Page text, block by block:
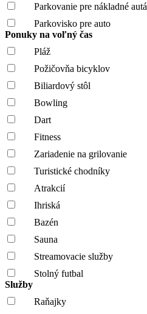
Parkovanie pre nákladné autá
Parkovisko pre auto
Ponuky na voľný čas
Pláž
Požičovňa bicyklov
Biliardový stôl
Bowling
Dart
Fitness
Zariadenie na grilovanie
Turistické chodníky
Atrakcií
Ihriská
Bazén
Sauna
Streamovacie služby
Stolný futbal
Služby
Raňajky